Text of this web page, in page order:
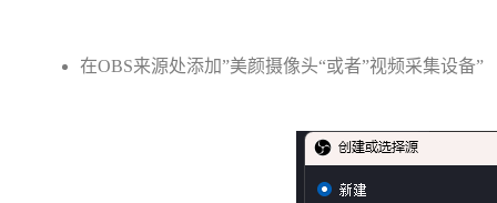
在OBS来源处添加”美颜摄像头“或者”视频采集设备”